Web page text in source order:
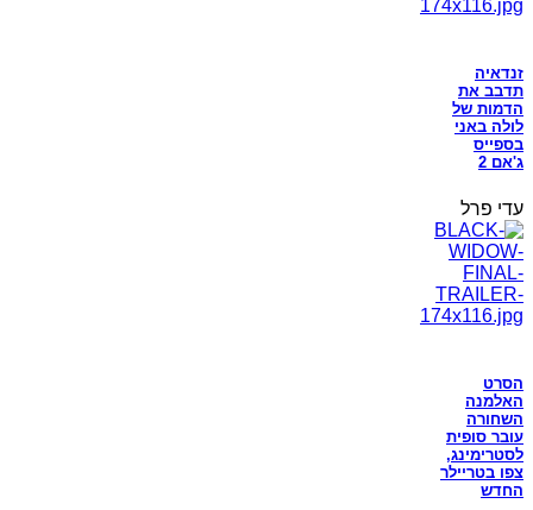
זנדאיה
תדבב את
הדמות של
לולה באני
בספייס
ג'אם 2
עדי פרל
הסרט
האלמנה
השחורה
עובר סופית
לסטרימינג,
צפו בטריילר
החדש